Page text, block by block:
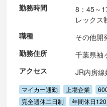
勤務時間
8：45～
レックス
職種
その他開
勤務住所
千葉県袖
アクセス
JR内房
マイカー通勤 上場企業
完全週休二日制
年間休日